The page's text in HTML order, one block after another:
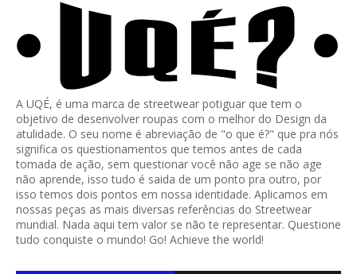
A UQÉ, é uma marca de streetwear potiguar que tem o
objetivo de desenvolver roupas com o melhor do Design da
atulidade. O seu nome é abreviação de "o que é?" que pra nós
significa os questionamentos que temos antes de cada
tomada de ação, sem questionar você não age se não age
não aprende, isso tudo é saida de um ponto pra outro, por
isso temos dois pontos em nossa identidade. Aplicamos em
nossas peças as mais diversas referências do Streetwear
mundial. Nada aqui tem valor se não te representar. Questione
tudo conquiste o mundo! Go! Achieve the world!